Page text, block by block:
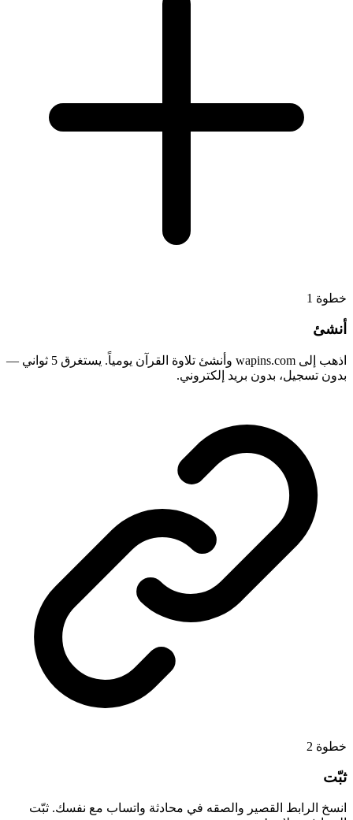
خطوة 1
أنشئ
اذهب إلى wapins.com وأنشئ تلاوة القرآن يومياً. يستغرق 5 ثواني —
بدون تسجيل، بدون بريد إلكتروني.
خطوة 2
ثبّت
انسخ الرابط القصير والصقه في محادثة واتساب مع نفسك. ثبّت